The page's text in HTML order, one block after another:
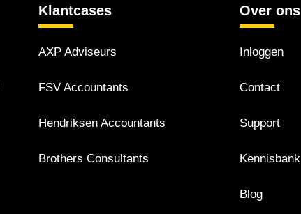
Klantcases
AXP Adviseurs
FSV Accountants
Hendriksen Accountants
Brothers Consultants
Over ons
Inloggen
Contact
Support
Kennisbank
Blog